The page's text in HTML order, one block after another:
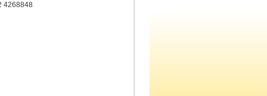
4268848